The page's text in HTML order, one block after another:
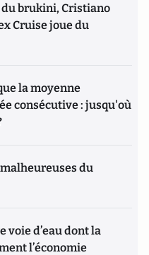
brukini, Cristiano
Cruise joue du
la moyenne
consécutive : jusqu'où
du
voie d’eau dont la
l’économie